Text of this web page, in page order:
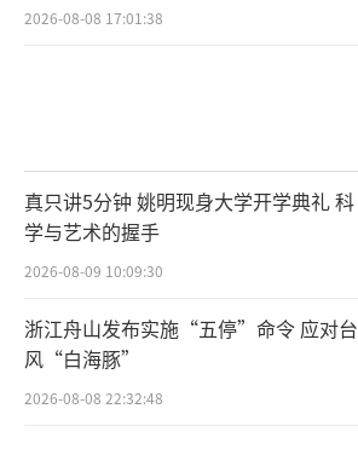
2026-08-08 17:01:38
真只讲5分钟 姚明现身大学开学典礼 科
学与艺术的握手
2026-08-09 10:09:30
浙江舟山发布实施“五停”命令 应对台
风“白海豚”
2026-08-08 22:32:48